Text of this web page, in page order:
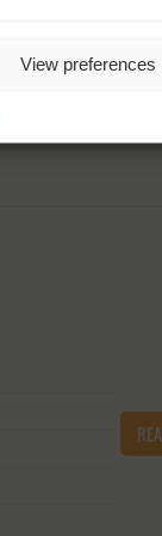
View preferences